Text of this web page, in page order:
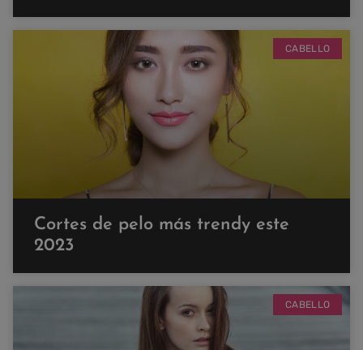
CABELLO
Cortes de pelo más trendy este
2023
CABELLO